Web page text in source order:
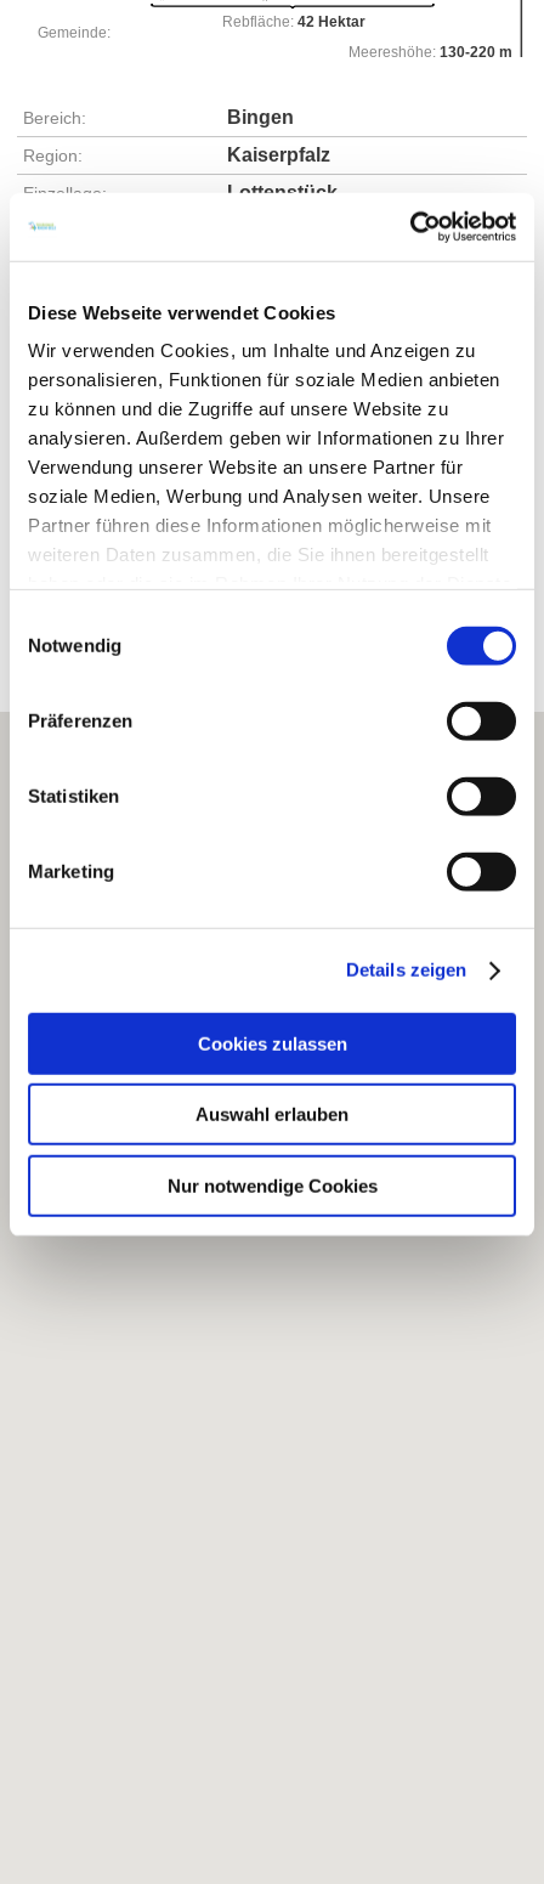
Diese Webseite verwendet Cookies
Wir verwenden Cookies, um Inhalte und Anzeigen zu
personalisieren, Funktionen für soziale Medien anbieten
zu können und die Zugriffe auf unsere Website zu
analysieren. Außerdem geben wir Informationen zu Ihrer
Verwendung unserer Website an unsere Partner für
soziale Medien, Werbung und Analysen weiter. Unsere
Partner führen diese Informationen möglicherweise mit
weiteren Daten zusammen, die Sie ihnen bereitgestellt
Notwendig
Präferenzen
Statistiken
Marketing
Details zeigen
Cookies zulassen
Auswahl erlauben
Nur notwendige Cookies
Rebfläche:42 Hektar
Gemeinde:
Meereshöhe: 130-220 m
Bereich: Bingen
Region: Kaiserpfalz
Einzellage: Lottenstück
Gemarkung:
Bodenarten
KALKSTEIN/RENDZINA
SAND/RIGOSOL
Erkunden Sie die Umgebung
Weingüter